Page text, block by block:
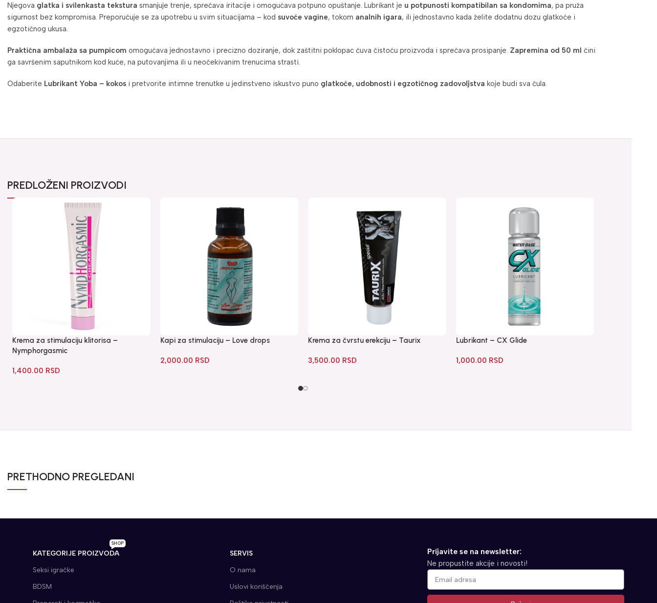
Njegova glatka i svilenkasta tekstura smanjuje trenje, sprečava iritacije i omogućava potpuno opuštanje. Lubrikant je u potpunosti kompatibilan sa kondomima, pa pruža
sigurnost bez kompromisa. Preporučuje se za upotrebu u svim situacijama – kod suvoće vagine, tokom analnih igara, ili jednostavno kada želite dodatnu dozu glatkoće i
egzotičnog ukusa.
Praktična ambalaža sa pumpicom omogućava jednostavno i precizno doziranje, dok zaštitni poklopac čuva čistoću proizvoda i sprečava prosipanje. Zapremina od 50 ml čini
ga savršenim saputnikom kod kuće, na putovanjima ili u neočekivanim trenucima strasti.
Odaberite Lubrikant Yoba – kokos i pretvorite intimne trenutke u jedinstveno iskustvo puno glatkoće, udobnosti i egzotičnog zadovoljstva koje budi sva čula.
PREDLOŽENI PROIZVODI
Krema za stimulaciju klitorisa –
Nymphorgasmic
1,400.00 RSD
Kapi za stimulaciju – Love drops
2,000.00 RSD
Krema za čvrstu erekciju – Taurix
3,500.00 RSD
Lubrikant – CX Glide
1,000.00 RSD
PRETHODNO PREGLEDANI
KATEGORIJE PROIZVODA
SHOP
Seksi igračke
BDSM
SERVIS
O nama
Uslovi korišćenja
Prijavite se na newsletter:
Ne propustite akcije i novosti!